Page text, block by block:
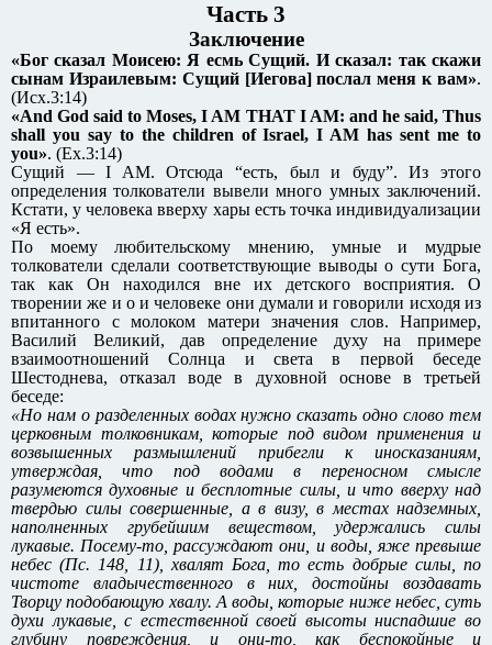
Часть 3
Заключение
«Бог сказал Моисею: Я есмь Сущий. И сказал: так скажи
сынам Израилевым: Сущий [Иегова] послал меня к вам».
(Исх.3:14)
«And God said to Moses, I AM THAT I AM: and he said, Thus
shall you say to the children of Israel, I AM has sent me to
you». (Ex.3:14)
Сущий — I AM. Отсюда “есть, был и буду”. Из этого
определения толкователи вывели много умных заключений.
Кстати, у человека вверху хары есть точка индивидуализации
«Я есть».
По моему любительскому мнению, умные и мудрые
толкователи сделали соответствующие выводы о сути Бога,
так как Он находился вне их детского восприятия. О
творении же и о и человеке они думали и говорили исходя из
впитанного с молоком матери значения слов. Например,
Василий Великий, дав определение духу на примере
взаимоотношений Солнца и света в первой беседе
Шестоднева, отказал воде в духовной основе в третьей
беседе:
«Но нам о разделенных водах нужно сказать одно слово тем
церковным толковникам, которые под видом применения и
возвышенных размышлений прибегли к иносказаниям,
утверждая, что под водами в переносном смысле
разумеются духовные и бесплотные силы, и что вверху над
твердью силы совершенные, а в визу, в местах надземных,
наполненных грубейшим веществом, удержались силы
лукавые. Посему-то, рассуждают они, и воды, яже превыше
небес (Пс. 148, 11), хвалят Бога, то есть добрые силы, по
чистоте владычественного в них, достойны воздавать
Творцу подобающую хвалу. А воды, которые ниже небес, суть
духи лукавые, с естественной своей высоты ниспадшие во
глубину повреждения, и они-то, как беспокойные и